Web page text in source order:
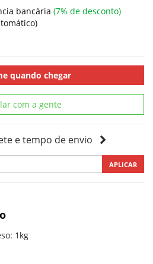
bancária (7% de desconto)
quando chegar
com a gente
e tempo de envio
APLICAR
1kg